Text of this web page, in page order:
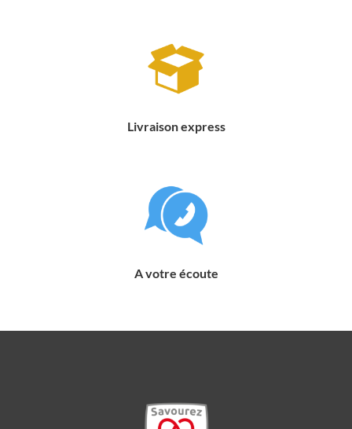
Livraison express
A votre écoute